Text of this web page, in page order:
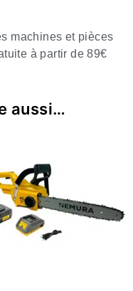
machines et pièces
à partir de 89€
aussi…